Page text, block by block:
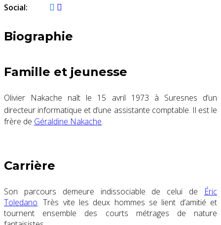
Social:
Biographie
Famille et jeunesse
Olivier Nakache naît le 15 avril 1973 à Suresnes d’un
directeur informatique et d’une assistante comptable. Il est le
frère de Géraldine Nakache.
Carrière
Son parcours demeure indissociable de celui de Éric
Toledano. Très vite les deux hommes se lient d’amitié et
tournent ensemble des courts métrages de nature